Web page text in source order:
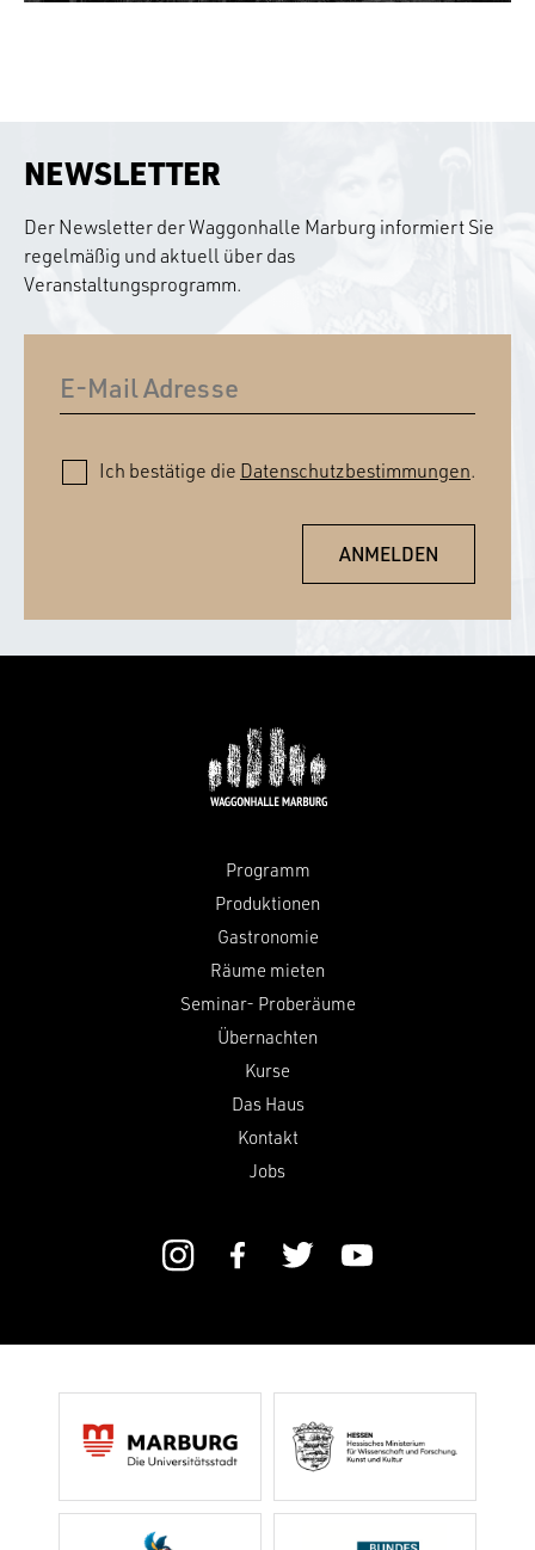
NEWSLETTER
Der Newsletter der Waggonhalle Marburg informiert Sie
regelmäßig und aktuell über das
Veranstaltungsprogramm.
Ich bestätige die Datenschutzbestimmungen.
Programm
Produktionen
Gastronomie
Räume mieten
Seminar- Proberäume
Übernachten
Kurse
Das Haus
Kontakt
Jobs